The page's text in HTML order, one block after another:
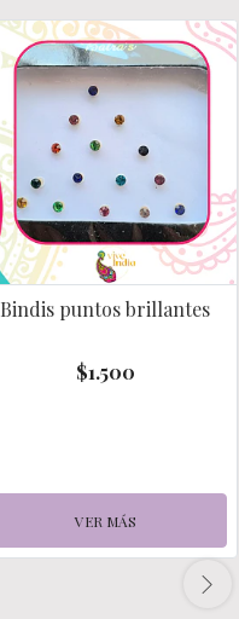
Bindis puntos brillantes
$1.500
VER MÁS